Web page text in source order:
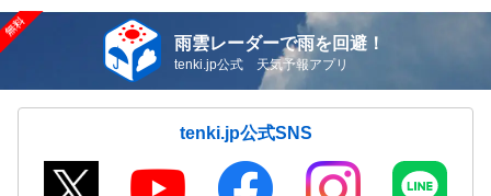
雨雲レーダーで雨を回避！
tenki.jp公式 天気予報アプリ
tenki.jp公式SNS